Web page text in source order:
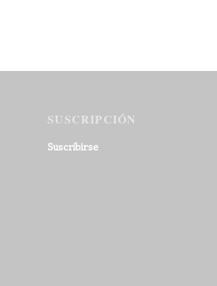
SUSCRIPCIÓN
Suscribirse